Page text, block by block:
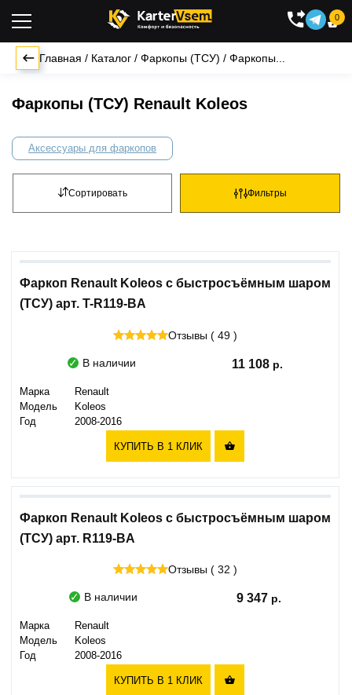

0
Главная / Каталог / Фаркопы (ТСУ) / Фаркопы...
Фаркопы (ТСУ) Renault Koleos
Аксессуары для фаркопов
Фильтры
Сортировать
Фаркоп Renault Koleos с быстросъёмным шаром
(ТСУ) арт. T-R119-BA
Отзывы ( 49 )
В наличии 11 108
Марка
Renault
Модель
Koleos
Год
2008-2016
КУПИТЬ В 1 КЛИК 
Фаркоп Renault Koleos с быстросъёмным шаром
(ТСУ) арт. R119-BA
Отзывы ( 32 )
В наличии 9 347
Марка
Renault
Модель
Koleos
Год
2008-2016
КУПИТЬ В 1 КЛИК 